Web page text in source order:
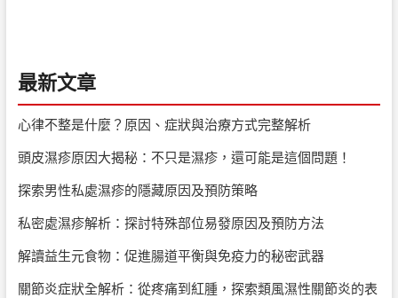
最新文章
心律不整是什麼？原因、症狀與治療方式完整解析
頭皮濕疹原因大揭秘：不只是濕疹，還可能是這個問題！
探索男性私處濕疹的隱藏原因及預防策略
私密處濕疹解析：探討特殊部位易發原因及預防方法
解讀益生元食物：促進腸道平衡與免疫力的秘密武器
關節炎症狀全解析：從疼痛到紅腫，探索類風濕性關節炎的表